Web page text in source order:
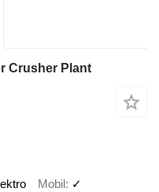
Crusher Plant
Mobil ✓